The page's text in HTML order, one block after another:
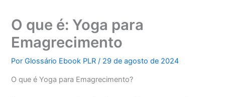
O que é: Yoga para
Emagrecimento
PorGlossário Ebook PLR/ 29 de agosto de 2024
O que é Yoga para Emagrecimento?